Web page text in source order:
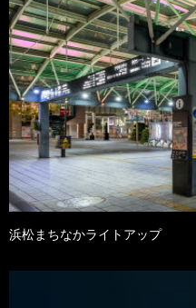
浜松まちなかライトアップ